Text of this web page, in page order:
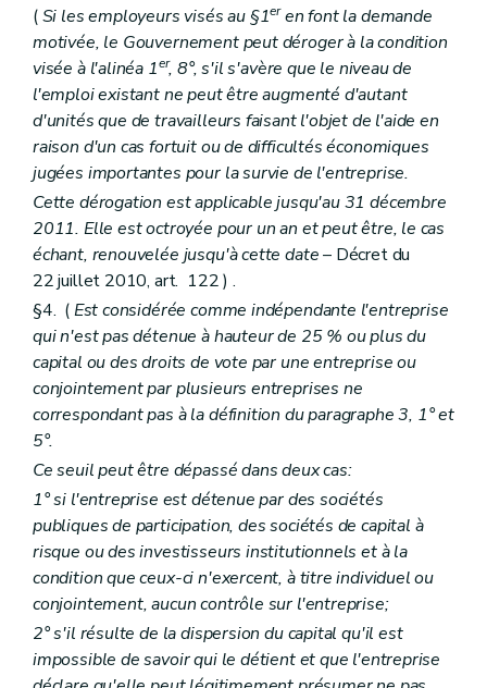
(Si les employeurs visés au §1eren font la demande
motivée, le Gouvernement peut déroger à la condition
visée à l'alinéa 1er, 8°, s'il s'avère que le niveau de
l'emploi existant ne peut être augmenté d'autant
d'unités que de travailleurs faisant l'objet de l'aide en
raison d'un cas fortuit ou de difficultés économiques
jugées importantes pour la survie de l'entreprise.
Cette dérogation est applicable jusqu'au 31 décembre
2011. Elle est octroyée pour un an et peut être, le cas
échant, renouvelée jusqu'à cette date– Décret du
22 juillet 2010, art. 122 ) .
§4. (Est considérée comme indépendante l'entreprise
qui n'est pas détenue à hauteur de 25 % ou plus du
capital ou des droits de vote par une entreprise ou
conjointement par plusieurs entreprises ne
correspondant pas à la définition du paragraphe 3, 1° et
5°.
Ce seuil peut être dépassé dans deux cas:
1° si l'entreprise est détenue par des sociétés
publiques de participation, des sociétés de capital à
risque ou des investisseurs institutionnels et à la
condition que ceux-ci n'exercent, à titre individuel ou
conjointement, aucun contrôle sur l'entreprise;
2° s'il résulte de la dispersion du capital qu'il est
impossible de savoir qui le détient et que l'entreprise